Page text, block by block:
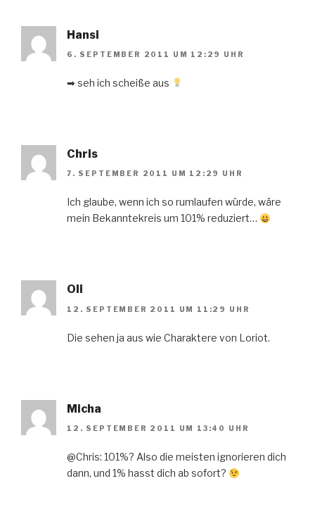
Hansi
6. SEPTEMBER 2011 UM 12:29 UHR
➡ seh ich scheiße aus
Chris
7. SEPTEMBER 2011 UM 12:29 UHR
Ich glaube, wenn ich so rumlaufen würde, wäre
mein Bekanntekreis um 101% reduziert…
Oli
12. SEPTEMBER 2011 UM 11:29 UHR
Die sehen ja aus wie Charaktere von Loriot.
Micha
12. SEPTEMBER 2011 UM 13:40 UHR
@Chris: 101%? Also die meisten ignorieren dich
dann, und 1% hasst dich ab sofort?